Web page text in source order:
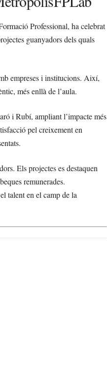
Professional, ha celebrat
guanyadors dels quals
empreses i institucions. Així,
més enllà de l’aula.
i Rubí, ampliant l’impacte més
pel creixement en
Els projectes es destaquen
remunerades.
talent en el camp de la